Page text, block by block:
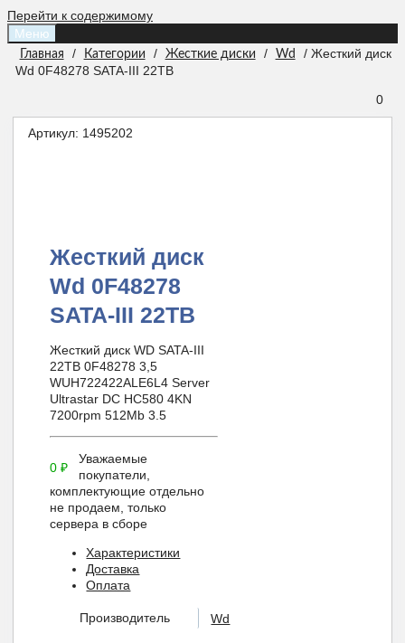
Перейти к содержимому
Меню
Главная / Категории / Жесткие диски / Wd
/ Жесткий диск
Wd 0F48278 SATA-III 22TB
0
Артикул: 1495202
Жесткий диск
Wd 0F48278
SATA-III 22TB
Жесткий диск WD SATA-III
22TB 0F48278 3,5
WUH722422ALE6L4 Server
Ultrastar DC HC580 4KN
7200rpm 512Mb 3.5
0₽
Уважаемые
покупатели,
комплектующие отдельно
не продаем, только
сервера в сборе
Характеристики
Доставка
Оплата
Производитель Wd